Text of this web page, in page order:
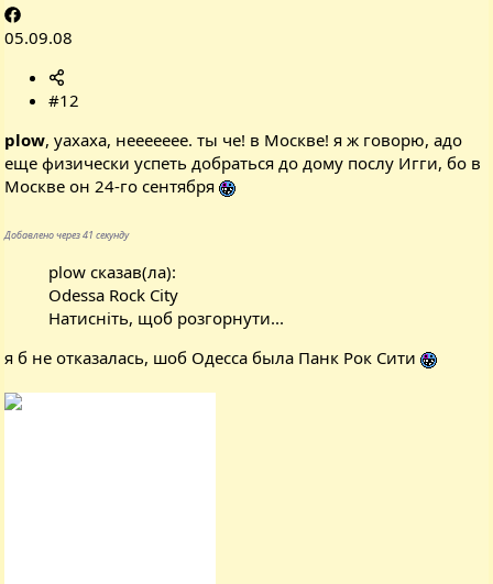
05.09.08
#12
plow, уахаха, неееееее. ты че! в Москве! я ж говорю, адо
еще физически успеть добраться до дому послу Игги, бо в
Москве он 24-го сентября
Добавлено через 41 секунду
plow сказав(ла):
Odessa Rock City
Натисніть, щоб розгорнути...
я б не отказалась, шоб Одесса была Панк Рок Сити